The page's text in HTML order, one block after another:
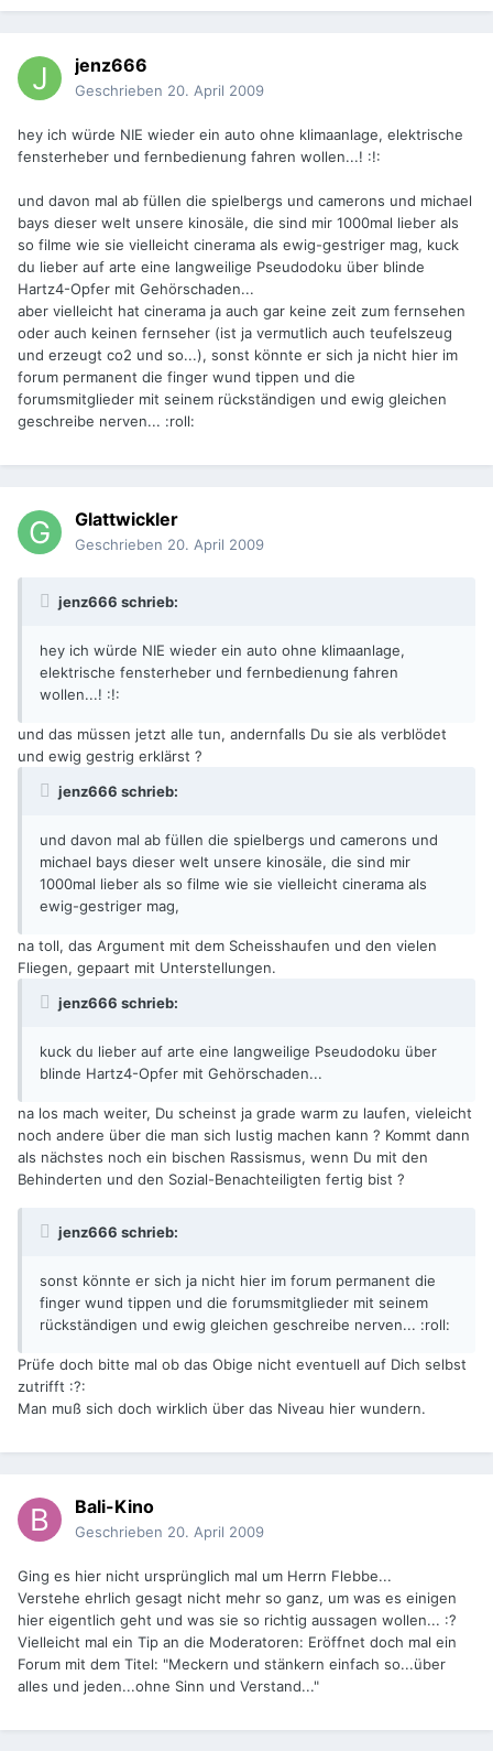
jenz666
Geschrieben 20. April 2009
hey ich würde NIE wieder ein auto ohne klimaanlage, elektrische
fensterheber und fernbedienung fahren wollen...! :!:
und davon mal ab füllen die spielbergs und camerons und michael
bays dieser welt unsere kinosäle, die sind mir 1000mal lieber als
so filme wie sie vielleicht cinerama als ewig-gestriger mag, kuck
du lieber auf arte eine langweilige Pseudodoku über blinde
Hartz4-Opfer mit Gehörschaden...
aber vielleicht hat cinerama ja auch gar keine zeit zum fernsehen
oder auch keinen fernseher (ist ja vermutlich auch teufelszeug
und erzeugt co2 und so...), sonst könnte er sich ja nicht hier im
forum permanent die finger wund tippen und die
forumsmitglieder mit seinem rückständigen und ewig gleichen
geschreibe nerven... :roll:
Glattwickler
Geschrieben 20. April 2009
jenz666 schrieb:
hey ich würde NIE wieder ein auto ohne klimaanlage,
elektrische fensterheber und fernbedienung fahren
wollen...! :!:
und das müssen jetzt alle tun, andernfalls Du sie als verblödet
und ewig gestrig erklärst ?
jenz666 schrieb:
und davon mal ab füllen die spielbergs und camerons und
michael bays dieser welt unsere kinosäle, die sind mir
1000mal lieber als so filme wie sie vielleicht cinerama als
ewig-gestriger mag,
na toll, das Argument mit dem Scheisshaufen und den vielen
Fliegen, gepaart mit Unterstellungen.
jenz666 schrieb:
kuck du lieber auf arte eine langweilige Pseudodoku über
blinde Hartz4-Opfer mit Gehörschaden...
na los mach weiter, Du scheinst ja grade warm zu laufen, vieleicht
noch andere über die man sich lustig machen kann ? Kommt dann
als nächstes noch ein bischen Rassismus, wenn Du mit den
Behinderten und den Sozial-Benachteiligten fertig bist ?
jenz666 schrieb:
sonst könnte er sich ja nicht hier im forum permanent die
finger wund tippen und die forumsmitglieder mit seinem
rückständigen und ewig gleichen geschreibe nerven... :roll:
Prüfe doch bitte mal ob das Obige nicht eventuell auf Dich selbst
zutrifft :?:
Man muß sich doch wirklich über das Niveau hier wundern.
Bali-Kino
Geschrieben 20. April 2009
Ging es hier nicht ursprünglich mal um Herrn Flebbe...
Verstehe ehrlich gesagt nicht mehr so ganz, um was es einigen
hier eigentlich geht und was sie so richtig aussagen wollen... :?
Vielleicht mal ein Tip an die Moderatoren: Eröffnet doch mal ein
Forum mit dem Titel: "Meckern und stänkern einfach so...über
alles und jeden...ohne Sinn und Verstand..."